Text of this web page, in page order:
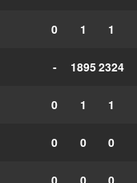
0 1 1
- 18952324
0 1 1
0 0 0
0 0 0